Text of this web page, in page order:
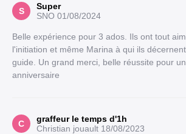
S
Super
SNO 01/08/2024
Belle expérience pour 3 ados. Ils ont tout
l'initiation et même Marina à qui ils
guide. Un grand merci, belle réussite pour
anniversaire
C
graffeur le temps d'1h
Christian jouault 18/08/2023